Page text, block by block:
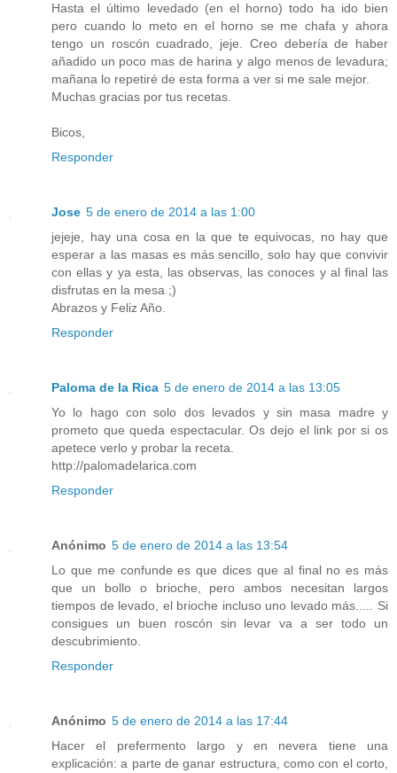
Hasta el último levedado (en el horno) todo ha ido bien
pero cuando lo meto en el horno se me chafa y ahora
tengo un roscón cuadrado, jeje. Creo debería de haber
añadido un poco mas de harina y algo menos de levadura;
mañana lo repetiré de esta forma a ver si me sale mejor.
Muchas gracias por tus recetas.
Bicos,
Responder
Jose 5 de enero de 2014 a las 1:00
jejeje, hay una cosa en la que te equivocas, no hay que
esperar a las masas es más sencillo, solo hay que convivir
con ellas y ya esta, las observas, las conoces y al final las
disfrutas en la mesa ;)
Abrazos y Feliz Año.
Responder
Paloma de la Rica 5 de enero de 2014 a las 13:05
Yo lo hago con solo dos levados y sin masa madre y
prometo que queda espectacular. Os dejo el link por si os
apetece verlo y probar la receta.
http://palomadelarica.com
Responder
Anónimo 5 de enero de 2014 a las 13:54
Lo que me confunde es que dices que al final no es más
que un bollo o brioche, pero ambos necesitan largos
tiempos de levado, el brioche incluso uno levado más..... Si
consigues un buen roscón sin levar va a ser todo un
descubrimiento.
Responder
Anónimo 5 de enero de 2014 a las 17:44
Hacer el prefermento largo y en nevera tiene una
explicación: a parte de ganar estructura, como con el corto,